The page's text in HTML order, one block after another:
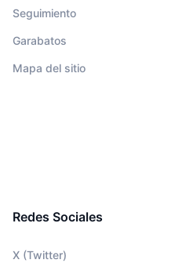
Seguimiento
Garabatos
Mapa del sitio
Redes Sociales
X (Twitter)